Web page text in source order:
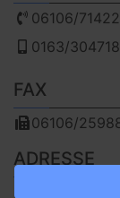
06106/71422
0163/
FAX
06106/
ADRESSE